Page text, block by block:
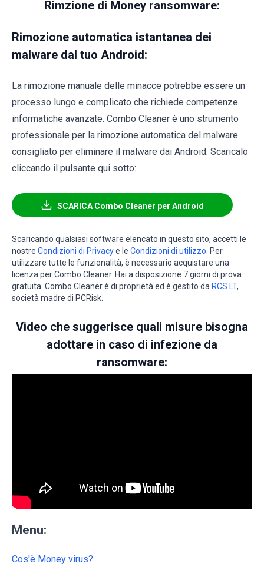
Rimzione di Money ransomware:
Rimozione automatica istantanea dei
malware dal tuo Android:
La rimozione manuale delle minacce potrebbe essere un
processo lungo e complicato che richiede competenze
informatiche avanzate. Combo Cleaner è uno strumento
professionale per la rimozione automatica del malware
consigliato per eliminare il malware dai Android. Scaricalo
cliccando il pulsante qui sotto:
SCARICA Combo Cleaner per Android
Scaricando qualsiasi software elencato in questo sito, accetti le
nostre Condizioni di Privacye le Condizioni di utilizzo . Per
utilizzare tutte le funzionalità, è necessario acquistare una
licenza per Combo Cleaner. Hai a disposizione 7 giorni di prova
gratuita. Combo Cleaner è di proprietà ed è gestito da RCS LT,
società madre di PCRisk.
Video che suggerisce quali misure bisogna
adottare in caso di infezione da
ransomware:
Menu:
Cos'è Money virus?